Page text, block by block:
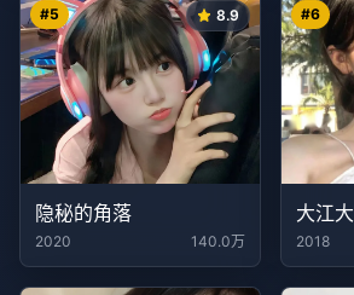
#5 8.9
隐秘的角落
2020 140.0万
#6
大江
2018